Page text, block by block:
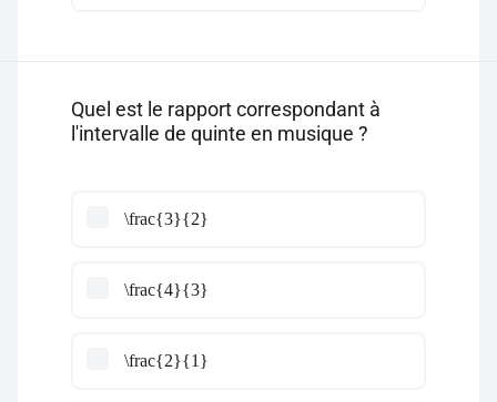
Quel est le rapport correspondant à
l'intervalle de quinte en musique ?
\frac{3}{2}
\frac{4}{3}
\frac{2}{1}